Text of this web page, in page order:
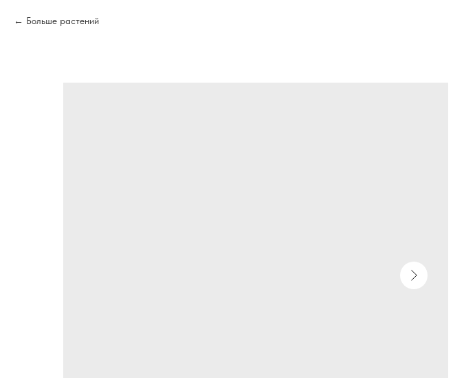
Больше растений